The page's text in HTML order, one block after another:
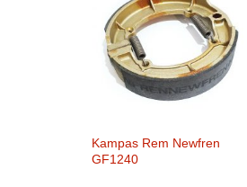
Kampas Rem Newfren
GF1240